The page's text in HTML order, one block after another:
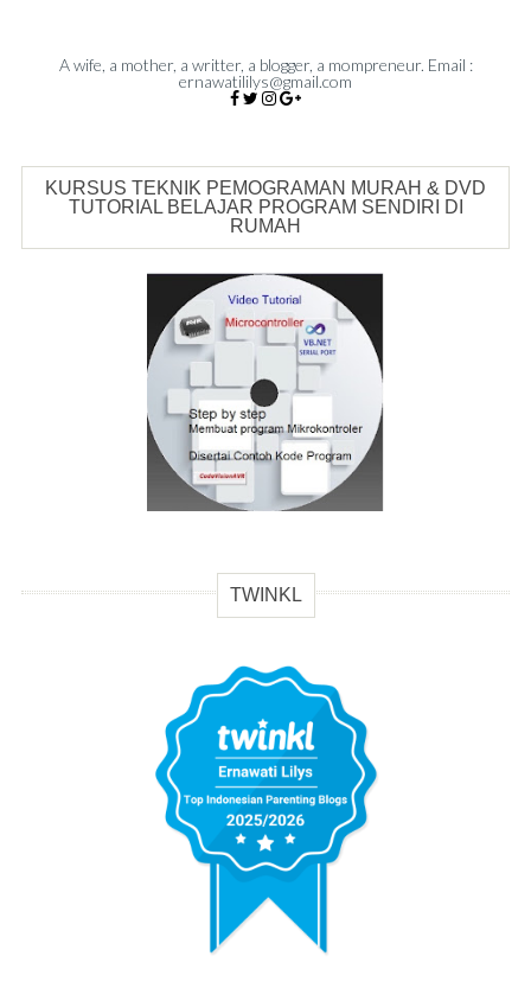
A wife, a mother, a writter, a blogger, a mompreneur. Email :
ernawatililys@gmail.com
KURSUS TEKNIK PEMOGRAMAN MURAH & DVD
TUTORIAL BELAJAR PROGRAM SENDIRI DI
RUMAH
TWINKL